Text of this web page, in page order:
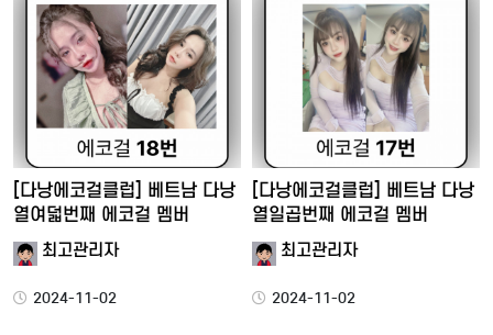
[다낭에코걸클럽] 베트남 다낭
열여덟번째 에코걸 멤버
최고관리자
2024-11-02
[다낭에코걸클럽] 베트남 다낭
열일곱번째 에코걸 멤버
최고관리자
2024-11-02